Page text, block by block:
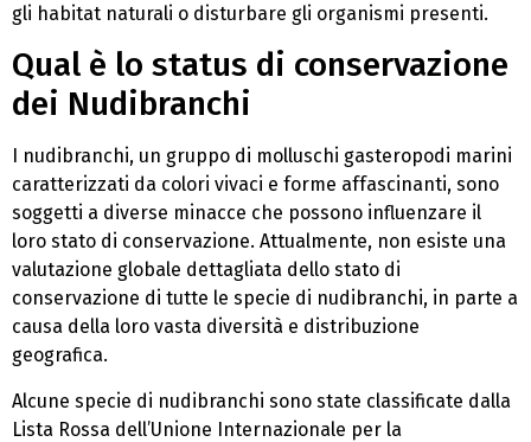
gli habitat naturali o disturbare gli organismi presenti.
Qual è lo status di conservazione
dei Nudibranchi
I nudibranchi, un gruppo di molluschi gasteropodi marini
caratterizzati da colori vivaci e forme affascinanti, sono
soggetti a diverse minacce che possono influenzare il
loro stato di conservazione. Attualmente, non esiste una
valutazione globale dettagliata dello stato di
conservazione di tutte le specie di nudibranchi, in parte a
causa della loro vasta diversità e distribuzione
geografica.
Alcune specie di nudibranchi sono state classificate dalla
Lista Rossa dell’Unione Internazionale per la